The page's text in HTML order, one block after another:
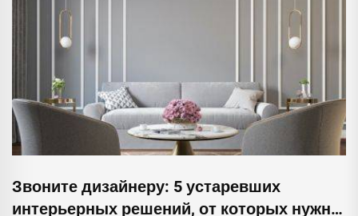
Звоните дизайнеру: 5 устаревших
интерьерных решений, от которых нужно